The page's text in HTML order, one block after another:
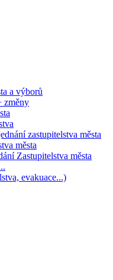
a výborů
změny
zastupitelstva města
města
Zastupitelstva města
evakuace...)